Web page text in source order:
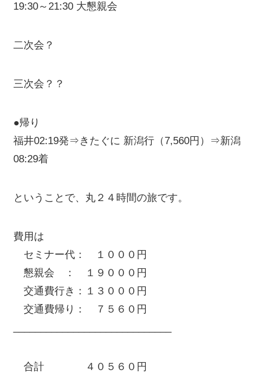
19:30～21:30 大懇親会
二次会？
三次会？？
●帰り
福井02:19発⇒きたぐに 新潟行（7,560円）⇒新潟
08:29着
ということで、丸２４時間の旅です。
費用は
セミナー代： １０００円
懇親会 ： １９０００円
交通費行き：１３０００円
交通費帰り： ７５６０円
合計 ４０５６０円